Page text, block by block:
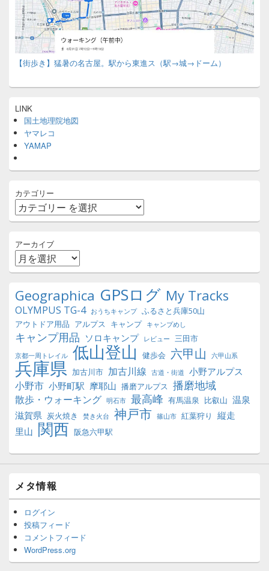
【街歩き】猛暑の名古屋。駅から東進ス（駅→城→ドーム）
LINK
国土地理院地図
ヤマレコ
YAMAP
カテゴリー
アーカイブ
Geographica GPSログ My Tracks
OLYMPUS TG-4 おうちキャンプ ふるさと兵庫50山
アウトドア用品 アルプス キャンプ キャンプめし
キャンプ用品 ソロキャンプ レビュー 三田市
京都一周トレイル 低山登山 健歩会 六甲山 六甲山系
兵庫県 加古川市 加古川線 古道・街道 小野アルプス
小野市 小野町駅 摩耶山 播磨アルプス 播磨地域
散歩・ウォーキング 明石市 最高峰 有馬温泉 比叡山 温泉
滋賀県 炭火焼き 焚き火台 神戸市 篠山市 紅葉狩り
縦走
里山 関西 阪急六甲駅
メタ情報
ログイン
投稿フィード
コメントフィード
WordPress.org